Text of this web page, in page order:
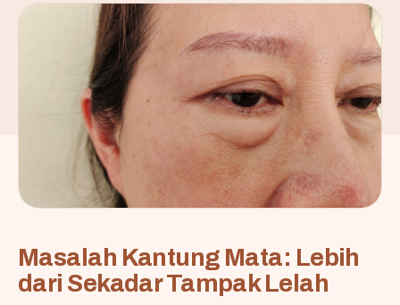
Masalah Kantung Mata: Lebih
dari Sekadar Tampak Lelah